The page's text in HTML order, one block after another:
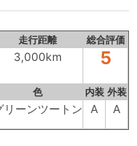
走行距離 総合評価
3,000km 5
色 内装 外装
リーンツートン A A